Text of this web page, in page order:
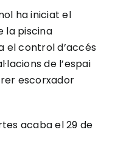
ha iniciat el
la piscina
el control d’accés
de l’espai
escorxador
acaba el 29 de